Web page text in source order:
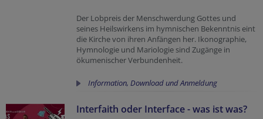
Der Lobpreis der Menschwerdung Gottes und
seines Heilswirkens im hymnischen Bekenntnis eint
die Kirche von ihren Anfängen her. Ikonographie,
Hymnologie und Mariologie sind Zugänge in
ökumenischer Verbundenheit.
Information, Download und Anmeldung
Interfaith oder Interface - was ist was?